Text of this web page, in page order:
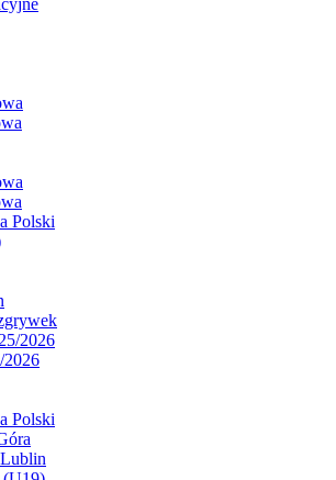
Polski
2026
2026
Polski